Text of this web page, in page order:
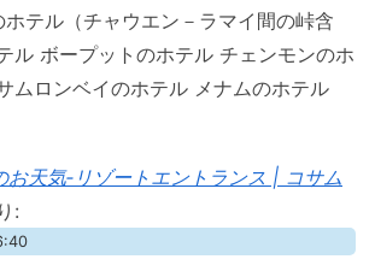
テル（チャウエン－ラマイ間の峠含
ル ボープットのホテル チェンモンのホ
ムロンベイのホテル メナムのホテル
天気‐リゾートエントランス | コサム
: